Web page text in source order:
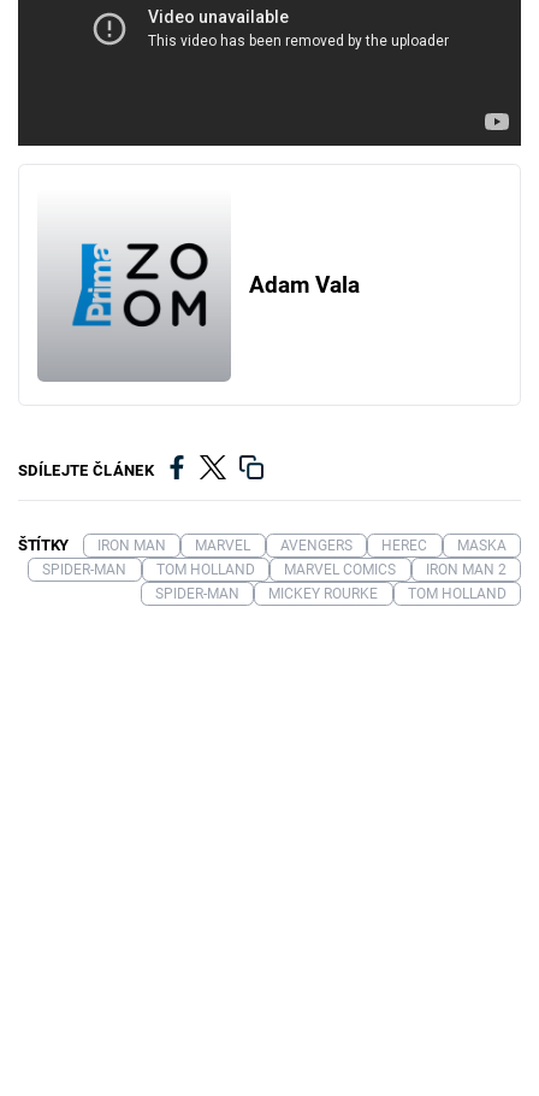
Adam Vala
SDÍLEJTE ČLÁNEK
ŠTÍTKY IRON MAN MARVEL AVENGERS HEREC
MASKA
SPIDER-MAN
TOM HOLLAND MARVEL COMICS
IRON MAN 2
SPIDER-MAN
MICKEY ROURKE TOM HOLLAND